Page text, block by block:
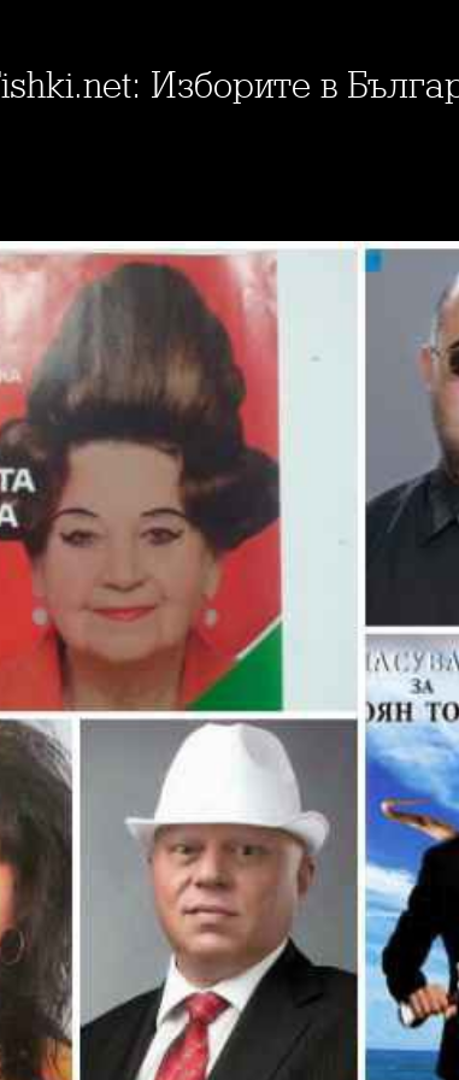
Fishki.net: Изборите в